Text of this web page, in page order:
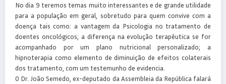
No dia 9 teremos temas muito interessantes e de grande utilidade
para a população em geral, sobretudo para quem convive com a
doença tais como: a vantagem da Psicologia no tratamento de
doentes oncológicos; a diferença na evolução terapêutica se for
acompanhado por um plano nutricional personalizado; a
hipnoterapia como elemento de diminuição de efeitos colaterais
dos tratamento, com um testemunho de evidencia.
O Dr. João Semedo, ex-deputado da Assembleia da República falará